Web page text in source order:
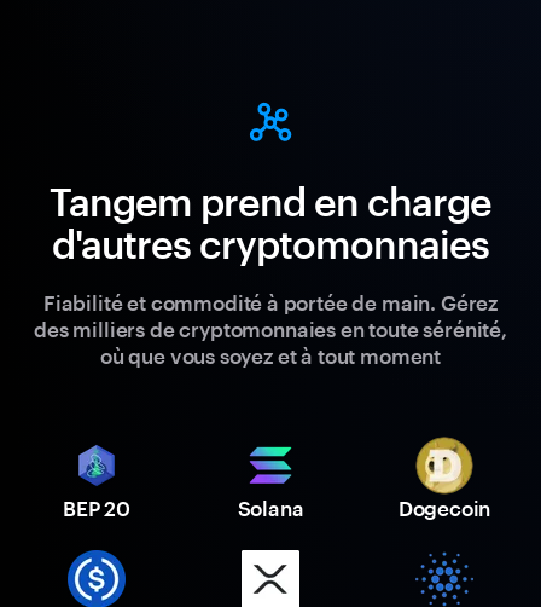
Tangem prend en charge
d'autres cryptomonnaies
Fiabilité et commodité à portée de main. Gérez
des milliers de cryptomonnaies en toute sérénité,
où que vous soyez et à tout moment
BEP 20 Solana Dogecoin